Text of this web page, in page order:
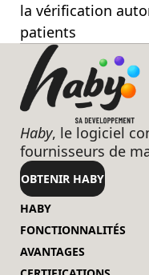
la vérification
patients
Haby, le logiciel
fournisseurs de
OBTENIR HABY
HABY
FONCTIONNALITÉS
AVANTAGES